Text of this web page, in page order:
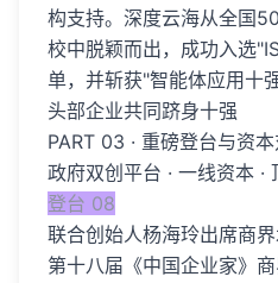
构支持。深度云海从全国
校中脱颖而出，成功入选
单，并斩获"智能体应用十
头部企业共同跻身十强
PART 03 · 重磅登台与资
政府双创平台 · 一线资本 ·
登台 08
联合创始人杨海玲出席商
第十八届《中国企业家》